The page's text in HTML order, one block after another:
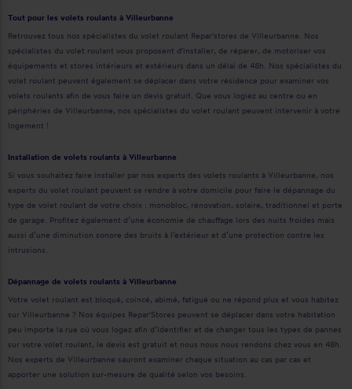
Tout pour les volets roulants à Villeurbanne
Retrouvez tous nos spécialistes du volet roulant Repar'stores de Villeurbanne. Nos
spécialistes du volet roulant vous proposent d'installer, de réparer, de motoriser vos
équipements et stores intérieurs et extérieurs dans un délai de 48h. Nos spécialistes du
volet roulant peuvent également se déplacer dans votre résidence pour examiner vos
volets roulants afin de vous faire un devis gratuit. Que vous logiez au centre ou en
périphéries de Villeurbanne, nos spécialistes du volet roulant peuvent intervenir à votre
logement !
Installation de volets roulants à Villeurbanne
Si vous souhaitez faire installer par nos experts des volets roulants à Villeurbanne, nos
experts du volet roulant peuvent se rendre à votre domicile pour faire le dépannage du
type de volet roulant de votre choix : monobloc, rénovation, solaire, traditionnel et porte
de garage. Profitez également d’une économie de chauffage lors des nuits froides mais
aussi d’une diminution sonore des bruits à l’extérieur et d’une protection contre les
intrusions.
Dépannage de volets roulants à Villeurbanne
Votre volet roulant est bloqué, coincé, abimé, fatigué ou ne répond plus et vous habitez
sur Villeurbanne ? Nos équipes Repar'Stores peuvent se déplacer dans votre habitation
peu importe la rue où vous logez afin d’identifier et de changer tous les types de pannes
sur votre volet roulant, le devis est gratuit et nous nous nous rendons chez vous en 48h.
Nos experts de Villeurbanne sauront examiner chaque situation au cas par cas et
apporter une solution sur-mesure de qualité selon vos besoins.